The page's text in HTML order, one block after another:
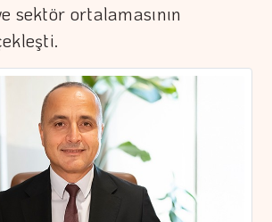
sektör ortalamasının